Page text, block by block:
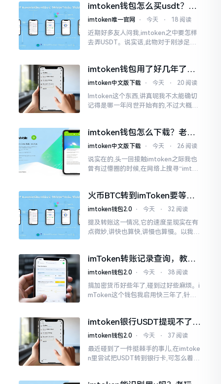
imtoken钱包怎么买usdt？老
手教你简单三步搞定
imtoken唯一官网 ⋅ 今天 ⋅ 18 阅读
近期好多友人问我,imtoken之中要怎样
去弄USDT。说实话,此物对于刚涉足币
imtoken钱包用了好几年了，
到底多少年了？
imtoken中文版下载 ⋅ 今天 ⋅ 20 阅读
Imtoken这个东西,讲真呢我不太能确切
记得是哪一年问世开始有的,不过大概在
多快要十年的时间了。
imtoken钱包怎么下载？老用
户告诉你靠谱渠道
imtoken中文版下载 ⋅ 今天 ⋅ 26 阅读
说实在的,头一回接触imtoken之际我也
曾有过懵圈的时候,在网络上搜寻“imtok
火币BTC转到imToken要等多
久？过来人说说真实情况
imtoken钱包2.0 ⋅ 今天 ⋅ 32 阅读
提及转账这一情况,它的速度呈现实在有
点微妙,讲快也算快,讲慢也算慢。以我从
账。可是
imToken转账记录查询，教你
正确查看方法
imtoken钱包2.0 ⋅ 今天 ⋅ 38 阅读
搞加密货币好些年了,碰到过好些麻烦。i
mToken这个钱包我启用快三年了,针对
我也疑惑过一阵子
imtoken银行USDT提现不了？
这几个法子能帮你搞定
imtoken钱包2.0 ⋅ 今天 ⋅ 37 阅读
最近碰到了一件挺棘手的事儿,在imtoke
n里尝试把USDT转到银行卡,可怎么着都